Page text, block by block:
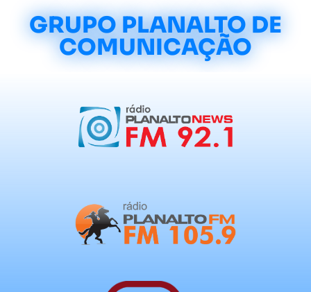
GRUPO PLANALTO DE
COMUNICAÇÃO